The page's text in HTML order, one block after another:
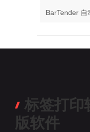
BarTender 自
标签打印
版软件